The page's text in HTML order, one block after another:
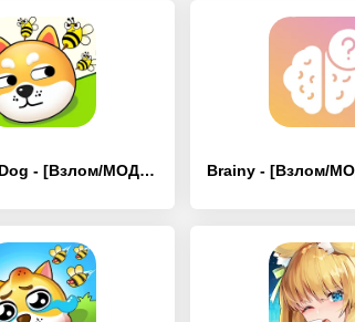
Save The Dog - [Взлом/МОД Все открыто]